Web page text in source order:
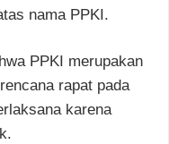
nama PPKI.
PPKI merupakan
rapat pada
karena